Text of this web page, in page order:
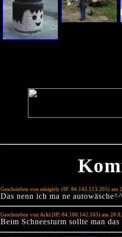
Geschrieben von ninigirly (IP: 84.143.113.205) am
Das nenn ich ma ne
Geschrieben von Acki (IP: 84.180.142.165) am
Beim Schneesturm sollte man